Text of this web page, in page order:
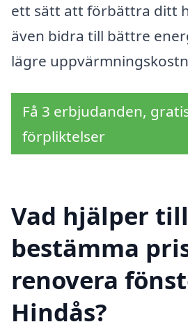
ett sätt att förbättra ditt
även bidra till bättre
lägre
Få 3 erbjudanden,
förpliktelser
Vad hjälper
bestämma
renovera
Hindås?